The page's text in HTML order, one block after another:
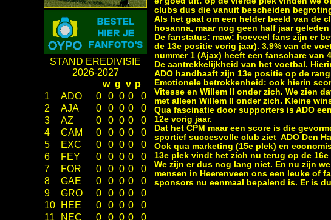
STAND EREDIVISIE
2026-2027
w g v p
1
ADO 0 0 0 0
0
2
AJA 0 0 0 0
0
3
AZ 0 0 0 0
0
4
CAM 0 0 0 0
0
5
EXC 0 0 0 0
0
6
FEY 0 0 0 0
0
7
FOR 0 0 0 0
0
8
GAE 0 0 0 0
0
9
GRO 0 0 0 0
0
10
HEE 0 0 0 0
0
11
NEC 0 0 0 0 0
clubs dus die vanuit bescheiden
Als het gaat om een helder beeld van de
hosanna, maar nog geen half jaar
De fanstatus: maw: hoeveel fans zijn er
de 13e positie vorig jaar). 3,9% van de
nummer 1 (Ajax) heeft een fanschare van
De aantrekkelijkheid van het voetbal.
ADO handhaaft zijn 13e positie op de
Emotionele betrokkenheid: ook hierin
Vitesse en Willem II onder zich. We zien
met alleen Willem II onder zich. Kleine
Qua fascinatie door supporters is ADO
12e vorig jaar.
Dat het CPM maar een score is die
sportief succesvolle club ziet ADO Den
Ook qua marketing (15e plek) en
13e plek vindt het zich nu terug op de 16e
We zijn er dus nog lang niet. En nu zijn
mensen in Heerenveen ons een leuke of
sponsors nu eenmaal bepalend is. Er is